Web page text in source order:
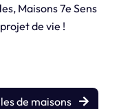
Maisons 7e Sens
de vie !
de maisons